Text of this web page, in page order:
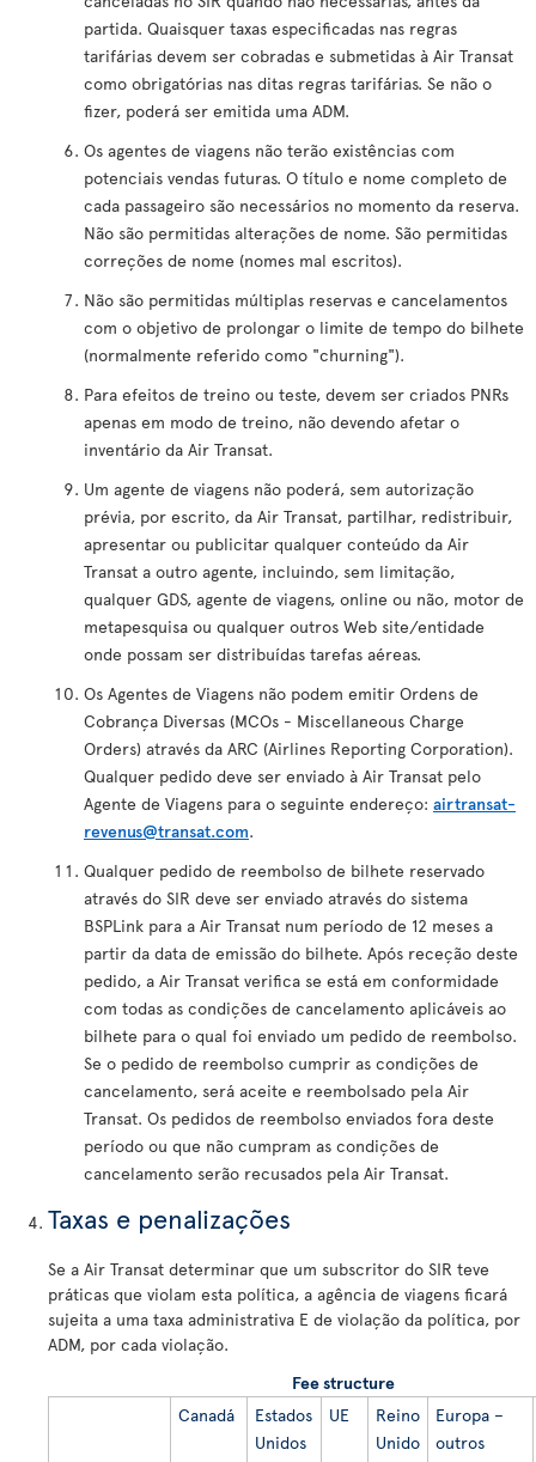
partida. Quaisquer taxas especificadas nas regras
tarifárias devem ser cobradas e submetidas à Air Transat
como obrigatórias nas ditas regras tarifárias. Se não o
fizer, poderá ser emitida uma ADM.
Os agentes de viagens não terão existências com
potenciais vendas futuras. O título e nome completo de
cada passageiro são necessários no momento da reserva.
Não são permitidas alterações de nome. São permitidas
correções de nome (nomes mal escritos).
Não são permitidas múltiplas reservas e cancelamentos
com o objetivo de prolongar o limite de tempo do bilhete
(normalmente referido como "churning").
Para efeitos de treino ou teste, devem ser criados PNRs
apenas em modo de treino, não devendo afetar o
inventário da Air Transat.
Um agente de viagens não poderá, sem autorização
prévia, por escrito, da Air Transat, partilhar, redistribuir,
apresentar ou publicitar qualquer conteúdo da Air
Transat a outro agente, incluindo, sem limitação,
qualquer GDS, agente de viagens, online ou não, motor de
metapesquisa ou qualquer outros Web site/entidade
onde possam ser distribuídas tarefas aéreas.
Os Agentes de Viagens não podem emitir Ordens de
Cobrança Diversas (MCOs - Miscellaneous Charge
Orders) através da ARC (Airlines Reporting Corporation).
Qualquer pedido deve ser enviado à Air Transat pelo
Agente de Viagens para o seguinte endereço: airtransat-
revenus@transat.com.
Qualquer pedido de reembolso de bilhete reservado
através do SIR deve ser enviado através do sistema
BSPLink para a Air Transat num período de 12 meses a
partir da data de emissão do bilhete. Após receção deste
pedido, a Air Transat verifica se está em conformidade
com todas as condições de cancelamento aplicáveis ao
bilhete para o qual foi enviado um pedido de reembolso.
Se o pedido de reembolso cumprir as condições de
cancelamento, será aceite e reembolsado pela Air
Transat. Os pedidos de reembolso enviados fora deste
período ou que não cumpram as condições de
cancelamento serão recusados pela Air Transat.
Taxas e penalizações
Se a Air Transat determinar que um subscritor do SIR teve
práticas que violam esta política, a agência de viagens ficará
sujeita a uma taxa administrativa E de violação da política, por
ADM, por cada violação.
Fee structure
Canadá
Estados
Unidos
UE
Reino
Unido
Europa –
outros